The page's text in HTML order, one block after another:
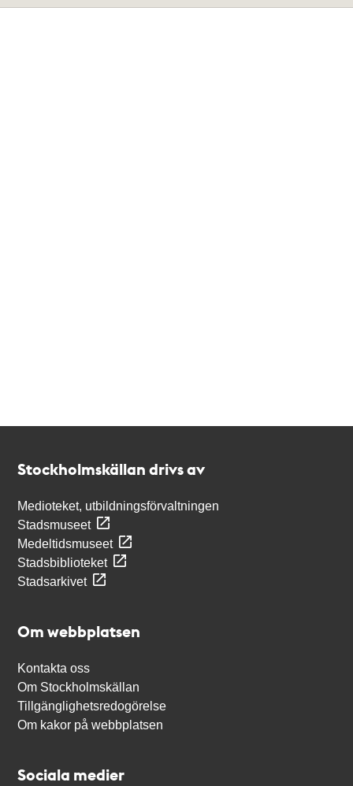
Stockholmskällan drivs av
Medioteket, utbildningsförvaltningen
Stadsmuseet
Medeltidsmuseet
Stadsbiblioteket
Stadsarkivet
Om webbplatsen
Kontakta oss
Om Stockholmskällan
Tillgänglighetsredogörelse
Om kakor på webbplatsen
Sociala medier